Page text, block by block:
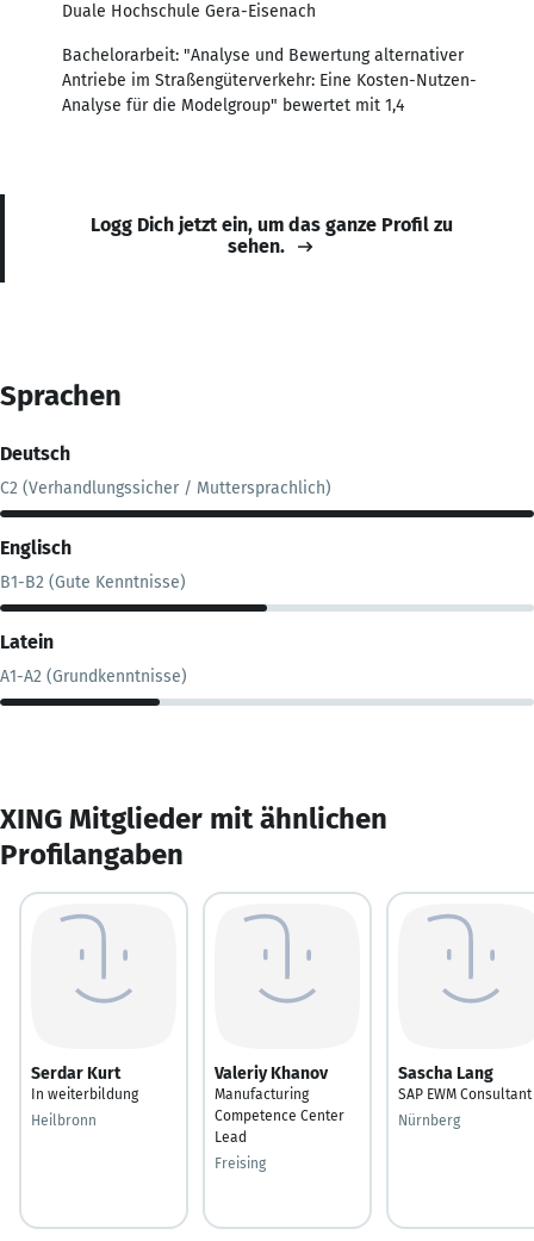
Duale Hochschule Gera-Eisenach
Bachelorarbeit: "Analyse und Bewertung alternativer
Antriebe im Straßengüterverkehr: Eine Kosten-Nutzen-
Analyse für die Modelgroup" bewertet mit 1,4
Logg Dich jetzt ein, um das ganze Profil zu
sehen.
Sprachen
Deutsch
C2 (Verhandlungssicher / Muttersprachlich)
Englisch
B1-B2 (Gute Kenntnisse)
Latein
A1-A2 (Grundkenntnisse)
XING Mitglieder mit ähnlichen
Profilangaben
Serdar Kurt
In weiterbildung
Heilbronn
Valeriy Khanov
Manufacturing
Competence Center
Lead
Freising
Sascha Lang
SAP EWM Consultant
Nürnberg